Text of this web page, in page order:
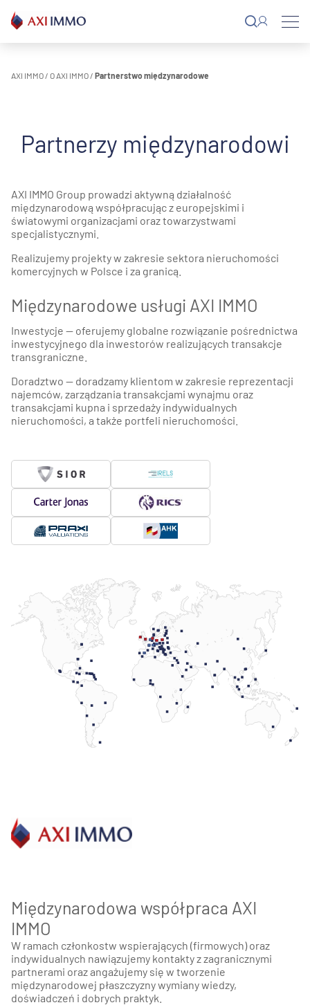
do
treści
AXI IMMO / O AXI IMMO / Partnerstwo międzynarodowe
Partnerzy międzynarodowi
AXI IMMO Group prowadzi aktywną działalność
międzynarodową współpracując z europejskimi i
światowymi organizacjami oraz towarzystwami
specjalistycznymi.
Realizujemy projekty w zakresie sektora nieruchomości
komercyjnych w Polsce i za granicą.
Międzynarodowe usługi AXI IMMO
Inwestycje — oferujemy globalne rozwiązanie pośrednictwa
inwestycyjnego dla inwestorów realizujących transakcje
transgraniczne.
Doradztwo — doradzamy klientom w zakresie reprezentacji
najemców, zarządzania transakcjami wynajmu oraz
transakcjami kupna i sprzedaży indywidualnych
nieruchomości, a także portfeli nieruchomości.
Międzynarodowa współpraca AXI
IMMO
W ramach członkostw wspierających (firmowych) oraz
indywidualnych nawiązujemy kontakty z zagranicznymi
partnerami oraz angażujemy się w tworzenie
międzynarodowej płaszczyzny wymiany wiedzy,
doświadczeń i dobrych praktyk.